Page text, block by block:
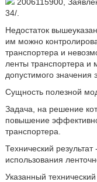
34/.
Недостаток
им можно
транспортера и
ленты транспортера и
допустимого значения
Сущность полезной
Задача, на решение
повышение
транспортера.
Технический
использования
Указанный